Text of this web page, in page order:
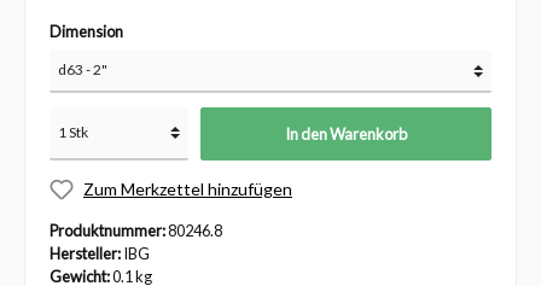
Dimension
In den Warenkorb
Zum Merkzettel hinzufügen
Produktnummer:80246.8
Hersteller:IBG
Gewicht:0.1 kg